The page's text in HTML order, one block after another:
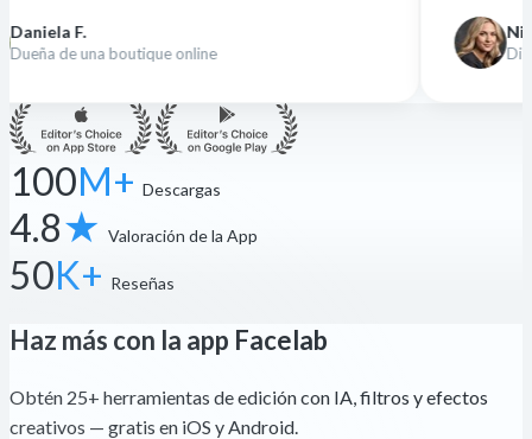
online Diseñadora freelance
100M+ Descargas
4.8★ Valoración de la App
50K+ Reseñas
Haz más con la app Facelab
Obtén 25+ herramientas de edición con IA, filtros y efectos
creativos — gratis en iOS y Android.